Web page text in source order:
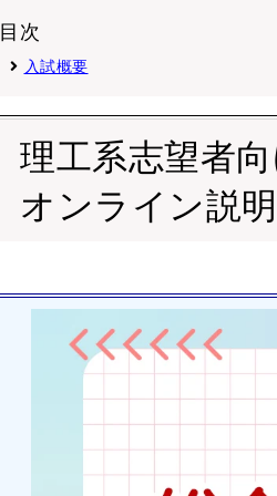
目次
入試概要
理工系志望者
オンライン説